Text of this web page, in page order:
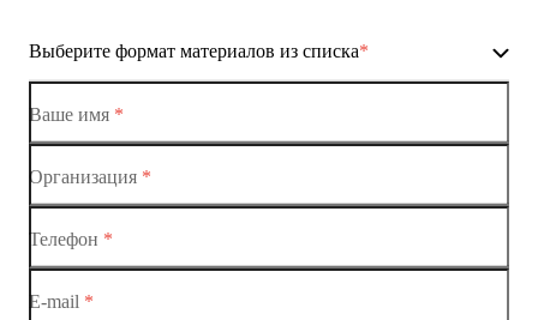
Коммутаторы доступа
Коммутатор доступа MES1428-03
Коммутатор доступа MES1428-04
Выберите формат материалов из списка*
Ethernet-коммутаторы
Ваше имя *
Организация *
Телефон *
E-mail *